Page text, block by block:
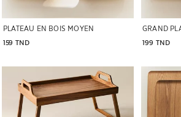
PLATEAU EN BOIS MOYEN
159 TND
GRAND
199 TND